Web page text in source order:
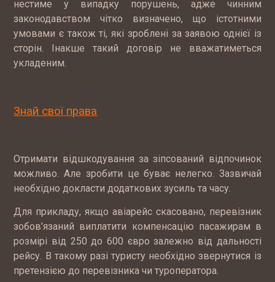
нестиме у випадку порушень, адже чинним
законодавством чітко визначено, що істотними
умовами є також ті, які зроблені за заявою однієї із
сторін. Інакше такий договір не вважатиметься
укладеним.
Знай свої права
Отримати відшкодування за зіпсований відпочинок
можливо. Але зробити це буває нелегко. Зазвичай
необхідно докласти додаткових зусиль та часу.
Для прикладу, якщо авіарейс скасовано, перевізник
зобов’язаний виплатити компенсацію пасажирам в
розмірі від 250 до 600 євро залежно від дальності
рейсу. В такому разі туристу необхідно звернутися із
претензією до перевізника чи туроператора.